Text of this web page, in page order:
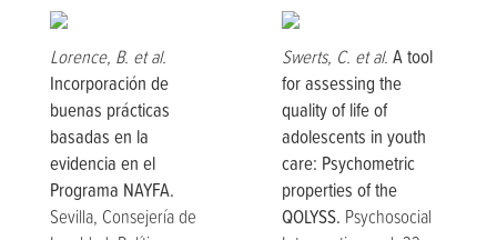
Lorence, B. et al.
Incorporación de
buenas prácticas
basadas en la
evidencia en el
Programa NAYFA.
Sevilla, Consejería de
Swerts, C. et al.A tool
for assessing the
quality of life of
adolescents in youth
care: Psychometric
properties of the
QOLYSS. Psychosocial